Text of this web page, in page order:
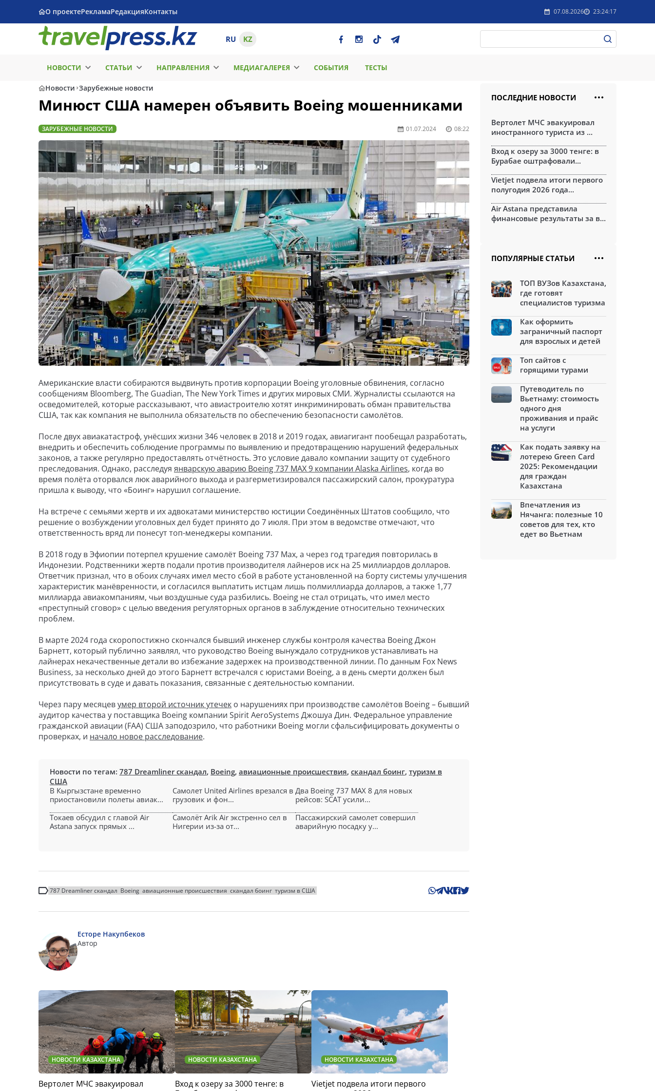
О проектеРекламаРедакцияКонтакты 07.08.2026 23:24:17
RU KZ
НОВОСТИ СТАТЬИ НАПРАВЛЕНИЯ МЕДИАГАЛЕРЕЯ СОБЫТИЯ ТЕСТЫ
Новости Зарубежные новости
Минюст США намерен объявить Boeing мошенниками
ЗАРУБЕЖНЫЕ НОВОСТИ 01.07.2024 08:22
Американские власти собираются выдвинуть против корпорации Boeing уголовные обвинения, согласно
сообщениям Bloomberg, The Guadian, The New York Times и других мировых СМИ. Журналисты ссылаются на
осведомителей, которые рассказывают, что авиастроителю хотят инкриминировать обман правительства
США, так как компания не выполнила обязательств по обеспечению безопасности самолётов.
После двух авиакатастроф, унёсших жизни 346 человек в 2018 и 2019 годах, авиагигант пообещал разработать,
внедрить и обеспечить соблюдение программы по выявлению и предотвращению нарушений федеральных
законов, а также регулярно предоставлять отчётность. Это условие давало компании защиту от судебного
преследования. Однако, расследуя январскую аварию Boeing 737 MAX 9 компании Alaska Airlines, когда во
время полёта оторвался люк аварийного выхода и разгерметизировался пассажирский салон, прокуратура
пришла к выводу, что «Боинг» нарушил соглашение.
На встрече с семьями жертв и их адвокатами министерство юстиции Соединённых Штатов сообщило, что
решение о возбуждении уголовных дел будет принято до 7 июля. При этом в ведомстве отмечают, что
ответственность вряд ли понесут топ-менеджеры компании.
В 2018 году в Эфиопии потерпел крушение самолёт Boeing 737 Max, а через год трагедия повторилась в
Индонезии. Родственники жертв подали против производителя лайнеров иск на 25 миллиардов долларов.
Ответчик признал, что в обоих случаях имел место сбой в работе установленной на борту системы улучшения
характеристик манёвренности, и согласился выплатить истцам лишь полмиллиарда долларов, а также 1,77
миллиарда авиакомпаниям, чьи воздушные суда разбились. Boeing не стал отрицать, что имел место
«преступный сговор» с целью введения регуляторных органов в заблуждение относительно технических
проблем.
В марте 2024 года скоропостижно скончался бывший инженер службы контроля качества Boeing Джон
Барнетт, который публично заявлял, что руководство Boeing вынуждало сотрудников устанавливать на
лайнерах некачественные детали во избежание задержек на производственной линии. По данным Fox News
Business, за несколько дней до этого Барнетт встречался с юристами Boeing, а в день смерти должен был
присутствовать в суде и давать показания, связанные с деятельностью компании.
Через пару месяцевумер второй источник утечек о нарушениях при производстве самолётов Boeing – бывший
аудитор качества у поставщика Boeing компании Spirit AeroSystems Джошуа Дин. Федеральное управление
гражданской авиации (FAA) США заподозрило, что работники Boeing могли сфальсифицировать документы о
проверках, и начало новое расследование.
Новости по тегам: 787 Dreamliner скандал, Boeing, авиационные происшествия, скандал боинг, туризм в
США
В Кыргызстане временно
приостановили полеты авиак...
Самолет United Airlines врезался в
грузовик и фон...
Два Boeing 737 MAX 8 для новых
рейсов: SCAT усили...
Токаев обсудил с главой Air
Astana запуск прямых ...
Самолёт Arik Air экстренно сел в
Нигерии из-за от...
Пассажирский самолет совершил
аварийную посадку у...
787 Dreamliner скандал Boeing авиационные происшествия скандал боинг туризм в США
Есторе Накупбеков
Автор
НОВОСТИ КАЗАХСТАНА
Вертолет МЧС эвакуировал
НОВОСТИ КАЗАХСТАНА
Вход к озеру за 3000 тенге: в
НОВОСТИ КАЗАХСТАНА
Vietjet подвела итоги первого
ПОСЛЕДНИЕ НОВОСТИ
Вертолет МЧС эвакуировал
иностранного туриста из ...
Вход к озеру за 3000 тенге: в
Бурабае оштрафовали...
Vietjet подвела итоги первого
полугодия 2026 года...
Air Astana представила
финансовые результаты за в...
ПОПУЛЯРНЫЕ СТАТЬИ
ТОП ВУЗов Казахстана,
где готовят
специалистов туризма
Как оформить
заграничный паспорт
для взрослых и детей
Топ сайтов с
горящими турами
Путеводитель по
Вьетнаму: стоимость
одного дня
проживания и прайс
на услуги
Как подать заявку на
лотерею Green Card
2025: Рекомендации
для граждан
Казахстана
Впечатления из
Нячанга: полезные 10
советов для тех, кто
едет во Вьетнам